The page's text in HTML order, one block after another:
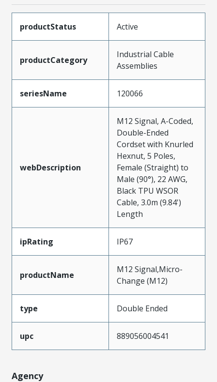
productStatus Active
productCategory
Industrial Cable
Assemblies
seriesName 120066
webDescription
M12 Signal, A-Coded,
Double-Ended
Cordset with Knurled
Hexnut, 5 Poles,
Female (Straight) to
Male (90°), 22 AWG,
Black TPU WSOR
Cable, 3.0m (9.84')
Length
ipRating IP67
productName
M12 Signal,Micro-
Change (M12)
type Double Ended
upc 889056004541
Agency